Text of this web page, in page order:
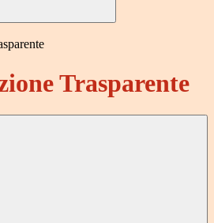
Trasparente